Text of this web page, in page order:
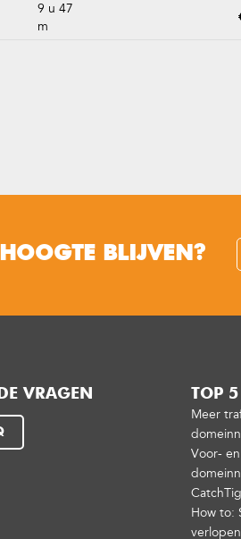
9 u 47
m
BLIJVEN?
VRAGEN TOP
Meer
Voor-
How to: